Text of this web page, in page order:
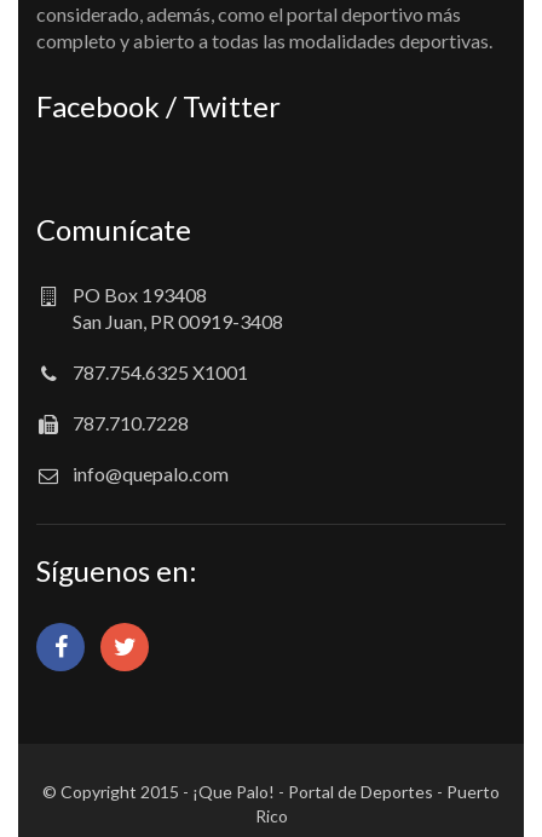
considerado, además, como el portal deportivo más
completo y abierto a todas las modalidades deportivas.
Facebook / Twitter
Comunícate
PO Box 193408
San Juan, PR 00919-3408
787.754.6325 X1001
787.710.7228
info@quepalo.com
Síguenos en:
© Copyright 2015 - ¡Que Palo! - Portal de Deportes - Puerto
Rico